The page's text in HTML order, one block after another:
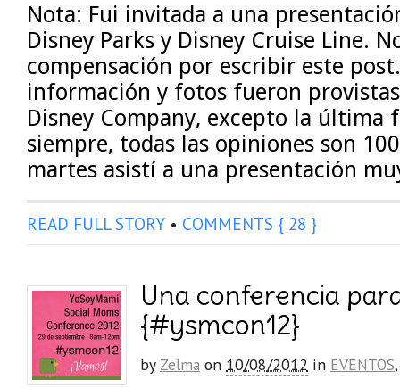
Nota: Fui invitada a una
Disney Parks y Disney Cruise Line.
compensación por escribir este
información y fotos fueron
Disney Company, excepto la última
siempre, todas las opiniones son
martes asistí a una presentación
READ FULL STORY • COMMENTS { 28 }
Una conferencia
{#ysmcon12}
by Zelma on 10/08/2012 in EVENTOS